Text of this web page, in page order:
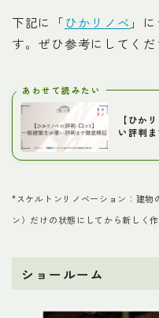
下記に「ひかリノベ 」
す。ぜひ参考にしてくだ
あわせて読みたい
【ひか
い評判
*スケルトンリノベーション：建物
ン）だけの状態にしてから新しく
ショールーム